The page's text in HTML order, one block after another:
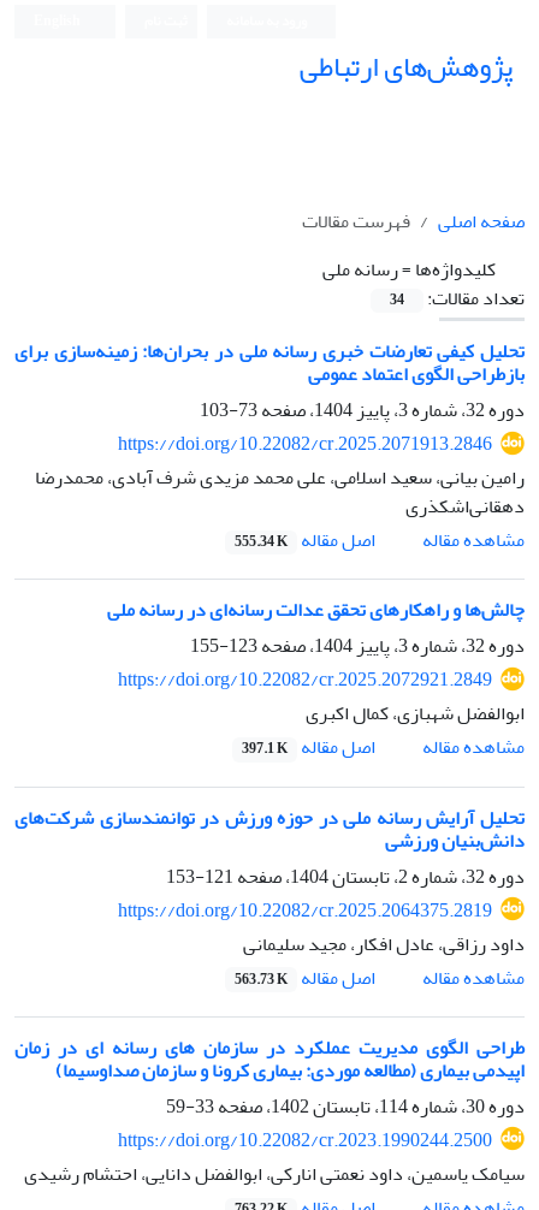
پژوهش‌های ارتباطی
صفحه اصلی
فهرست مقالات
کلیدواژه‌ها =رسانه ملی
تعداد مقالات:
34
تحلیل کیفی تعارضات خبری رسانه ملی در بحران‌ها: زمینه‌سازی برای
بازطراحی الگوی اعتماد عمومی
دوره 32، شماره 3، پاییز 1404، صفحه
73-103
https://doi.org/10.22082/cr.2025.2071913.2846
رامین بیانی، سعید اسلامی، علی محمد مزیدی شرف آبادی، محمدرضا
دهقانی‌اشکذری
مشاهده مقاله
اصل مقاله 555.34 K
چالش‌ها و راهکارهای تحقق عدالت رسانه‌ای در رسانه ملی
دوره 32، شماره 3، پاییز 1404، صفحه
123-155
https://doi.org/10.22082/cr.2025.2072921.2849
ابوالفضل شهبازی، کمال اکبری
مشاهده مقاله
اصل مقاله 397.1 K
تحلیل آرایش رسانه ملی در حوزه ورزش در توانمندسازی شرکت‌های
دانش‌بنیان ورزشی
دوره 32، شماره 2، تابستان 1404، صفحه
121-153
https://doi.org/10.22082/cr.2025.2064375.2819
داود رزاقی، عادل افکار، مجید سلیمانی
مشاهده مقاله
اصل مقاله 563.73 K
طراحی الگوی مدیریت عملکرد در سازمان های رسانه ای در زمان
اپیدمی بیماری (مطالعه موردی: بیماری کرونا و سازمان صداوسیما)
دوره 30، شماره 114، تابستان 1402، صفحه
33-59
https://doi.org/10.22082/cr.2023.1990244.2500
سیامک یاسمین، داود نعمتی انارکی، ابوالفضل دانایی، احتشام رشیدی